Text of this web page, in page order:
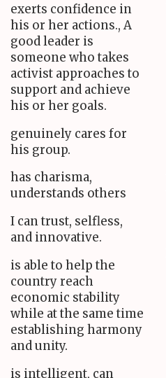
exerts confidence in
his or her actions., A
good leader is
someone who takes
activist approaches to
support and achieve
his or her goals.
genuinely cares for
his group.
has charisma,
understands others
I can trust, selfless,
and innovative.
is able to help the
country reach
economic stability
while at the same time
establishing harmony
and unity.
is intelligent, can